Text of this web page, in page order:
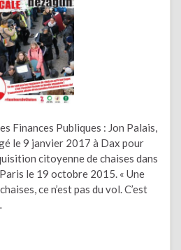
Finances Publiques : Jon Palais,
le 9 janvier 2017 à Dax pour
citoyenne de chaises dans
le 19 octobre 2015. « Une
ce n’est pas du vol. C’est